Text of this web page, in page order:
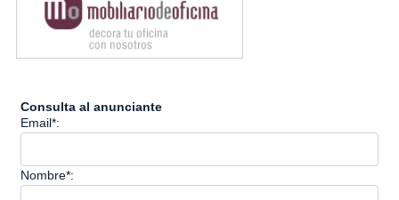
Consulta al anunciante
Email*:
Nombre*: